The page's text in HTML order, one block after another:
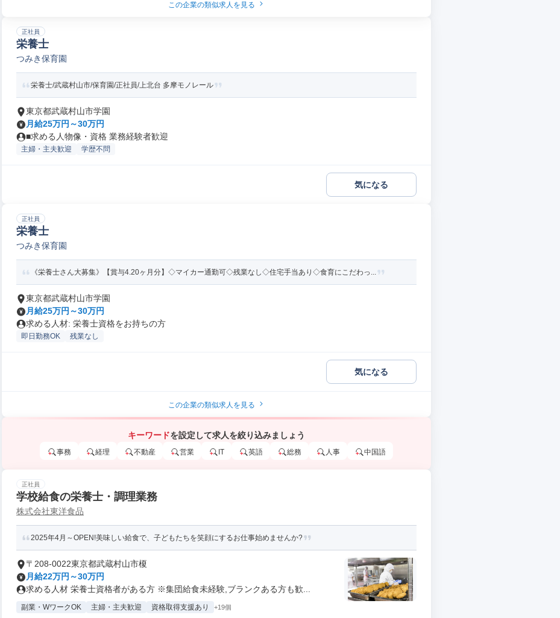
この企業の類似求人を見る
正社員
栄養士
つみき保育園
栄養士/武蔵村山市/保育園/正社員/上北台 多摩モノレール
東京都武蔵村山市学園
月給25万円～30万円
■求める人物像・資格 業務経験者歓迎
主婦・主夫歓迎 学歴不問
気になる
正社員
栄養士
つみき保育園
《栄養士さん大募集》【賞与4.20ヶ月分】◇マイカー通勤可◇残業なし◇住宅手当あり◇食育にこだわっ...
東京都武蔵村山市学園
月給25万円～30万円
求める人材: 栄養士資格をお持ちの方
即日勤務OK 残業なし
気になる
この企業の類似求人を見る
キーワードを設定して求人を絞り込みましょう
事務 経理 不動産 営業 IT 英語 総務 人事 中国語
正社員
学校給食の栄養士・調理業務
株式会社東洋食品
2025年4月～OPEN!美味しい給食で、子どもたちを笑顔にするお仕事始めませんか?
〒208-0022東京都武蔵村山市榎
月給22万円～30万円
求める人材 栄養士資格者がある方 ※集団給食未経験,ブランクある方も歓...
副業・WワークOK 主婦・主夫歓迎 資格取得支援あり +19個